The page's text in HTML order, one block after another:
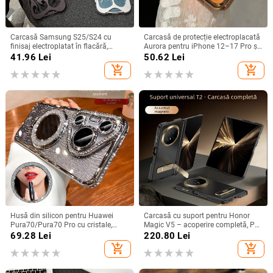
Carcasă Samsung S25/S24 cu
finisaj electroplatat în flacără,
design decupat, compatibilă cu
41.96 Lei
add_shopping_cart
Carcasă de protecție electroplacată
Aurora pentru iPhone 12–17 Pro și
Pro Max, acoperire completă, anti-
50.62 Lei
add_shopping_cart
Husă din silicon pentru Huawei
Pura70/Pura70 Pro cu cristale,
transparentă, estetică, suport
încorporat și disipare a căldurii
69.28 Lei
add_shopping_cart
Carcasă cu suport pentru Honor
Magic V5 – acoperire completă, PC
mat, anti-cădere, anti-amprente
220.80 Lei
add_shopping_cart